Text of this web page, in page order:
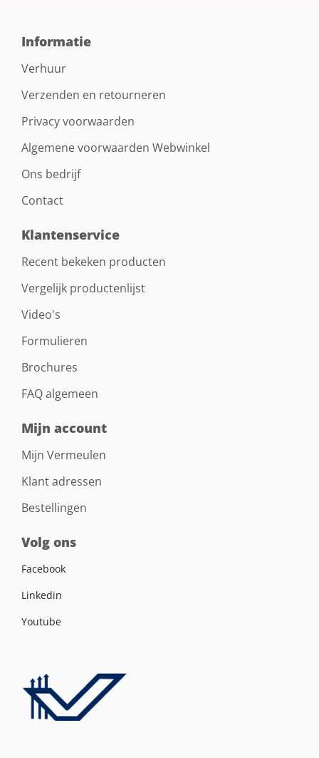
Informatie
Verhuur
Verzenden en retourneren
Privacy voorwaarden
Algemene voorwaarden Webwinkel
Ons bedrijf
Contact
Klantenservice
Recent bekeken producten
Vergelijk productenlijst
Video's
Formulieren
Brochures
FAQ algemeen
Mijn account
Mijn Vermeulen
Klant adressen
Bestellingen
Volg ons
Facebook
Linkedin
Youtube